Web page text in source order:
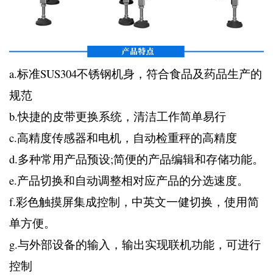
a.标准SUS304不锈钢机身，符合食品及药品生产的
规范
b.快捷的皮带更换系统，清洁工作简单易行
c.高精度传感器和电机，自动检重秤的高精度
d.多种常用产品预设;简便的产品编辑和存储功能。
e.产品切换和自动调整相对应产品的分选速度。
f.彩色触摸屏集成控制，中英文一健切换，使用简
单方便。
g.与外部设备的输入，输出实现联机功能，可进行
控制